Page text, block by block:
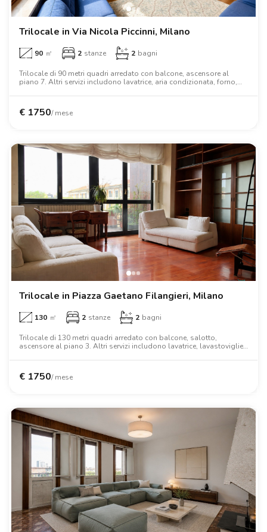
Trilocale in Via Nicola Piccinni, Milano
90 ㎡ 2 stanze 2 bagni
Trilocale di 90 metri quadri arredato con balcone, ascensore al
piano 7. Altri servizi includono lavatrice, aria condizionata, forno,
€ 1750/ mese
Trilocale in Piazza Gaetano Filangieri, Milano
130 ㎡ 2 stanze 2 bagni
Trilocale di 130 metri quadri arredato con balcone, salotto,
ascensore al piano 3. Altri servizi includono lavatrice, lavastoviglie,
€ 1750/ mese